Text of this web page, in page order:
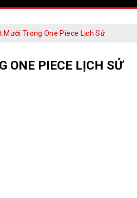
Mười Trong One Piece Lịch Sử
ONE PIECE LỊCH SỬ